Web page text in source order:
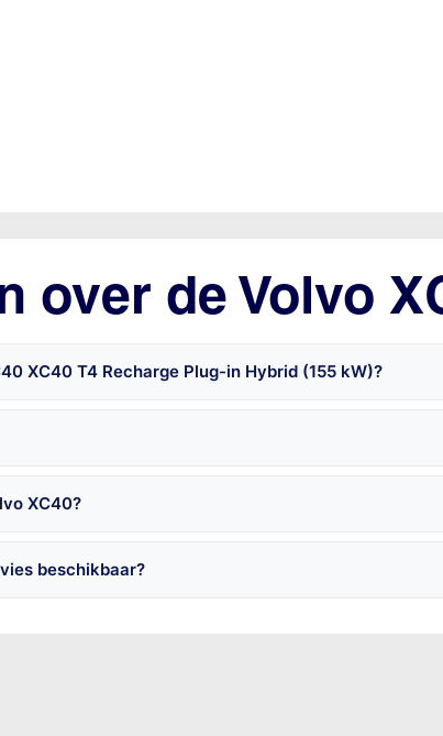
over de Volvo
XC40 T4 Recharge Plug-in Hybrid (155 kW)?
XC40?
beschikbaar?